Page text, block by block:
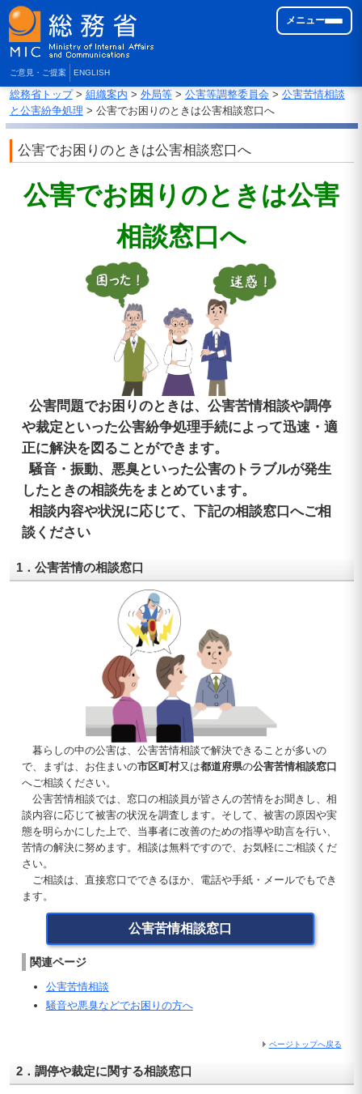
ご意見・ご提案 ENGLISH
メニュー
総務省トップ> 組織案内 > 外局等> 公害等調整委員会 > 公害苦情相談
と公害紛争処理 > 公害でお困りのときは公害相談窓口へ
公害でお困りのときは公害相談窓口へ
公害でお困りのときは公害
相談窓口へ
公害問題でお困りのときは、公害苦情相談や調停
や裁定といった公害紛争処理手続によって迅速・適
正に解決を図ることができます。
騒音・振動、悪臭といった公害のトラブルが発生
したときの相談先をまとめています。
相談内容や状況に応じて、下記の相談窓口へご相
談ください
1．公害苦情の相談窓口
暮らしの中の公害は、公害苦情相談で解決できることが多いの
で、まずは、お住まいの市区町村又は都道府県の公害苦情相談窓口
へご相談ください。
公害苦情相談では、窓口の相談員が皆さんの苦情をお聞きし、相
談内容に応じて被害の状況を調査します。そして、被害の原因や実
態を明らかにした上で、当事者に改善のための指導や助言を行い、
苦情の解決に努めます。相談は無料ですので、お気軽にご相談くだ
さい。
ご相談は、直接窓口でできるほか、電話や手紙・メールでもでき
ます。
公害苦情相談窓口
関連ページ
公害苦情相談
騒音や悪臭などでお困りの方へ
ページトップへ戻る
2．調停や裁定に関する相談窓口